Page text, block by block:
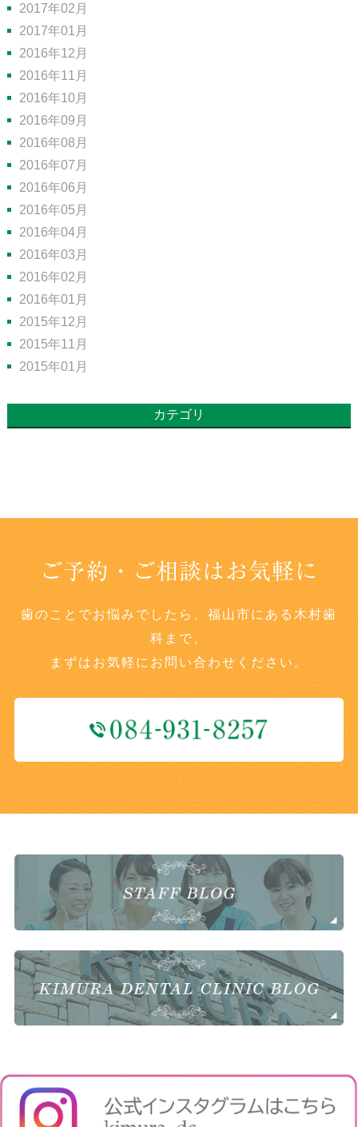
2017年02月
2017年01月
2016年12月
2016年11月
2016年10月
2016年09月
2016年08月
2016年07月
2016年06月
2016年05月
2016年04月
2016年03月
2016年02月
2016年01月
2015年12月
2015年11月
2015年01月
カテゴリ
ご予約・ご相談はお気軽に
歯のことでお悩みでしたら、福山市にある木村歯
科まで。
まずはお気軽にお問い合わせください。